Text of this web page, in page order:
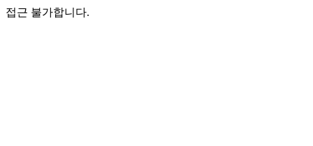
접근 불가합니다.